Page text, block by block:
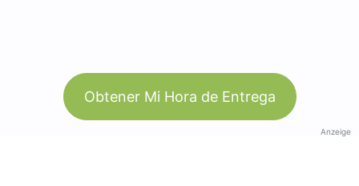
Obtener Mi Hora de Entrega
Anzeige